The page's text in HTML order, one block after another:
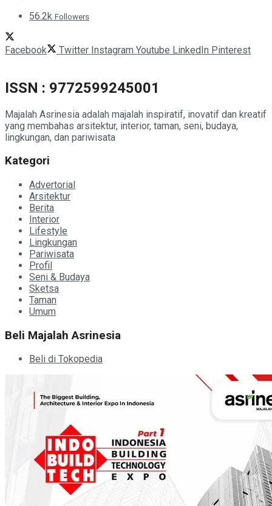
56.2k Followers
Facebook Twitter Instagram Youtube LinkedIn Pinterest
ISSN : 9772599245001
Majalah Asrinesia adalah majalah inspiratif, inovatif dan kreatif
yang membahas arsitektur, interior, taman, seni, budaya,
lingkungan, dan pariwisata
Kategori
Advertorial
Arsitektur
Berita
Interior
Lifestyle
Lingkungan
Pariwisata
Profil
Seni & Budaya
Sketsa
Taman
Umum
Beli Majalah Asrinesia
Beli di Tokopedia